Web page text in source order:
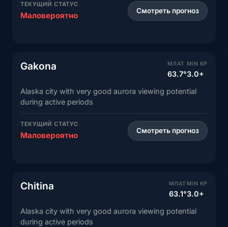
ТЕКУЩИЙ СТАТУС
Маловероятно Смотреть прогноз
Gakona МЛАТ
63.7°
MIN KP
3.0+
Alaska city with very good aurora viewing potential
during active periods
ТЕКУЩИЙ СТАТУС
Маловероятно Смотреть прогноз
Chitina МЛАТ
63.1°
MIN KP
3.0+
Alaska city with very good aurora viewing potential
during active periods